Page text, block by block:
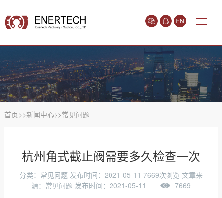
首页>>新闻中心>>常见问题
杭州角式截止阀需要多久检查一次
分类：常见问题 发布时间：2021-05-11 7669次浏览 文章来
源：常见问题 发布时间：2021-05-11
7669